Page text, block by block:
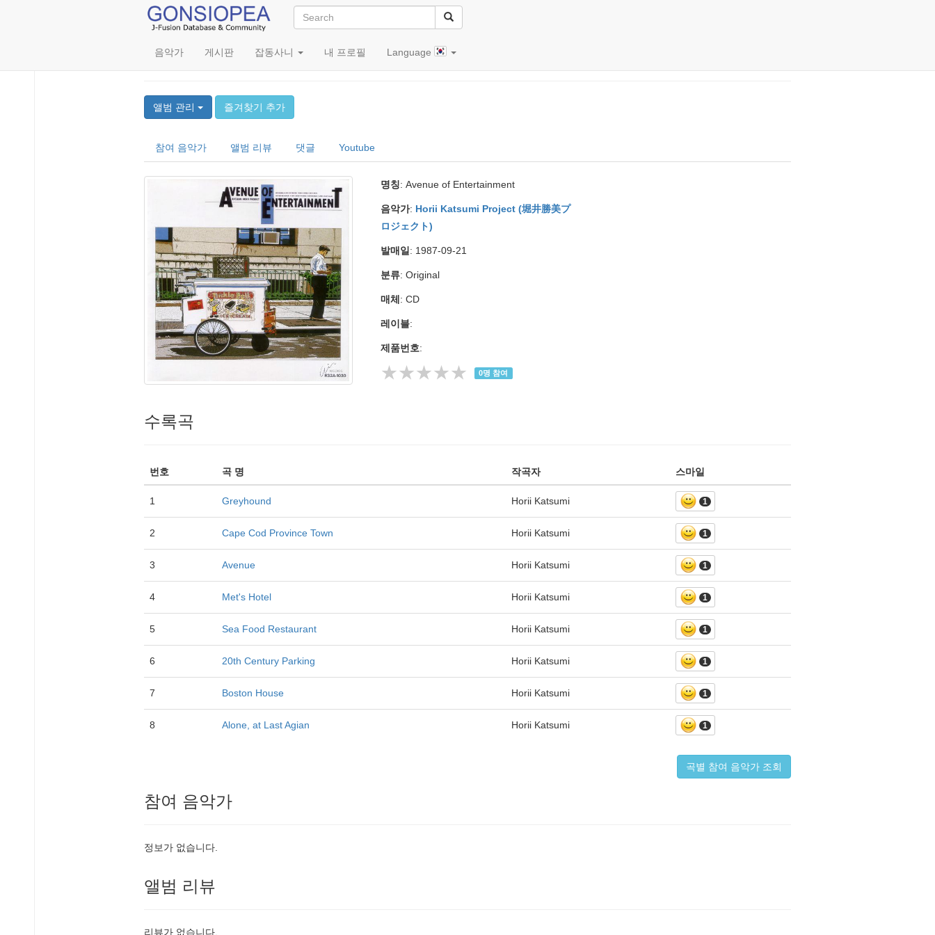
음악가 게시판 잡동사니 내 프로필 Language
Avenue of Entertainment
앨범 관리 즐겨찾기 추가
참여 음악가 앨범 리뷰 댓글 Youtube
명칭: Avenue of Entertainment
음악가: Horii Katsumi Project (堀井勝美プ
ロジェクト)
발매일 : 1987-09-21
분류: Original
매체 : CD
레이블:
제품번호:
★★★★★ 0명 참여
수록곡
번호 곡 명 작곡자 스마일
1 Greyhound Horii Katsumi 1
2 Cape Cod Province Town Horii Katsumi 1
3 Avenue Horii Katsumi 1
4 Met's Hotel Horii Katsumi 1
5 Sea Food Restaurant Horii Katsumi 1
6 20th Century Parking Horii Katsumi 1
7 Boston House Horii Katsumi 1
8 Alone, at Last Agian Horii Katsumi 1
곡별 참여 음악가 조회
참여 음악가
정보가 없습니다.
앨범 리뷰
리뷰가 없습니다.